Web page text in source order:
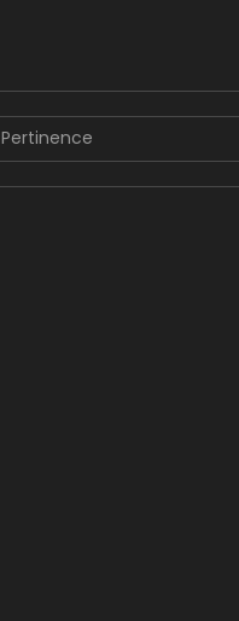
Pertinence